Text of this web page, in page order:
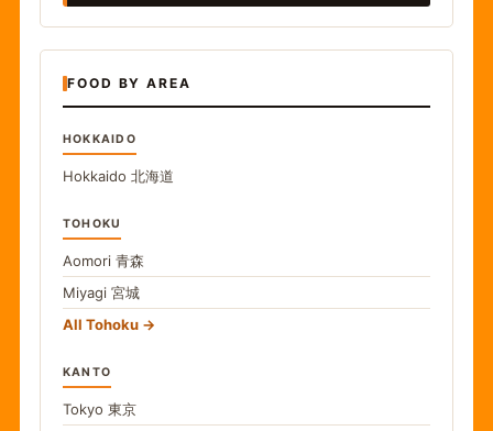
FOOD BY AREA
HOKKAIDO
Hokkaido 北海道
TOHOKU
Aomori 青森
Miyagi 宮城
All Tohoku
KANTO
Tokyo 東京